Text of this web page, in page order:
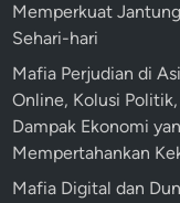
Memperkuat
Sehari-hari
Mafia Perjudian di
Online, Kolusi
Dampak Ekonomi
Mempertahankan
Mafia Digital dan